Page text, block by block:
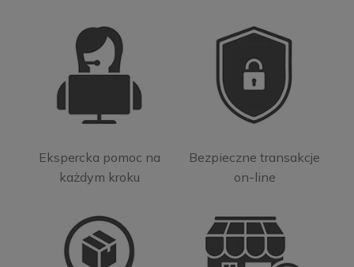
Ekspercka pomoc na
każdym kroku
Bezpieczne transakcje
on-line